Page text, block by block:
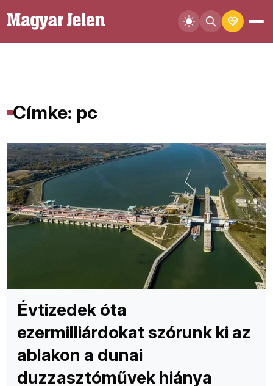
Címke: pc
Évtizedek óta
ezermilliárdokat szórunk ki az
ablakon a dunai
duzzasztóművek hiánya